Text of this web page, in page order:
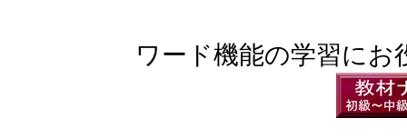
ワード機能の学習にお